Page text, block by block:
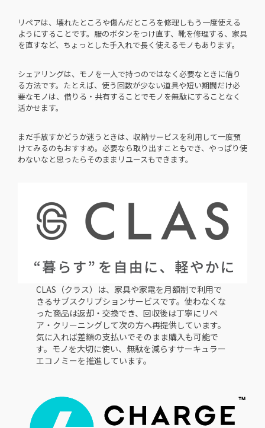
リペアは、壊れたところや傷んだところを修理しもう一度使える
ようにすることです。服のボタンをつけ直す、靴を修理する、家具
を直すなど、ちょっとした手入れで長く使えるモノもあります。
シェアリングは、モノを一人で持つのではなく必要なときに借り
る方法です。たとえば、使う回数が少ない道具や短い期間だけ必
要なモノは、借りる・共有することでモノを無駄にすることなく
活かせます。
まだ手放すかどうか迷うときは、収納サービスを利用して一度預
けてみるのもおすすめ。必要なら取り出すこともでき、やっぱり使
わないなと思ったらそのままリユースもできます。
CLAS（クラス）は、家具や家電を月額制で利用で
きるサブスクリプションサービスです。使わなくな
った商品は返却・交換でき、回収後は丁寧にリペ
ア・クリーニングして次の方へ再提供しています。
気に入れば差額の支払いでそのまま購入も可能で
す。モノを大切に使い、無駄を減らすサーキュラー
エコノミーを推進しています。